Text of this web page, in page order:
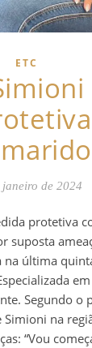
ETC
janeiro de 2024
suposta
última
Segundo o
Simioni na
“Vou